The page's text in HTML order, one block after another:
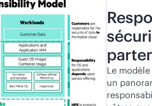
Le
un